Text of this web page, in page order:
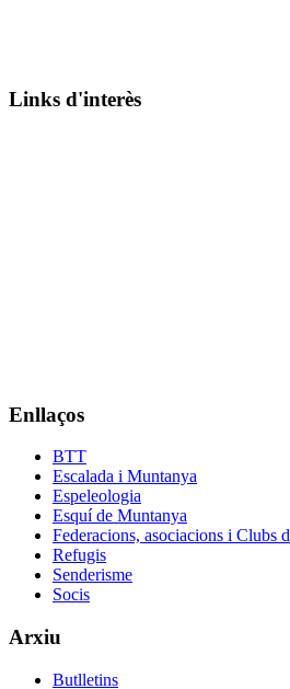
Links d'interès
Enllaços
BTT
Escalada i Muntanya
Espeleologia
Esquí de Muntanya
Federacions, asociacions i Clubs
Refugis
Senderisme
Socis
Arxiu
Butlletins